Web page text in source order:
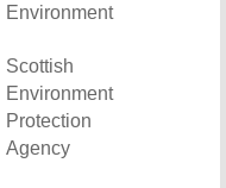
Environment
Scottish
Environment
Protection
Agency